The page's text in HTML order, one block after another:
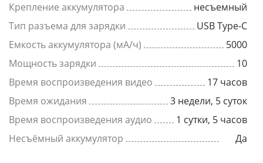
Крепление аккумулятора
несъемный
Тип разъема для зарядки
USB Type-C
Емкость аккумулятора (мА/ч)
5000
Мощность зарядки
10
Время воспроизведения видео
17 часов
Время ожидания
3 недели, 5 суток
Время воспроизведения аудио
1 сутки, 5 часов
Несъёмный аккумулятор
Да